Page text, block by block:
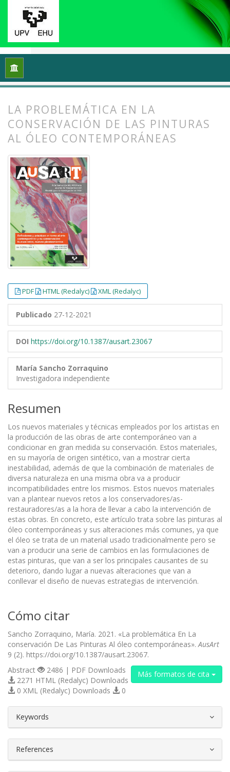
Inicio
LA PROBLEMÁTICA EN LA
CONSERVACIÓN DE LAS PINTURAS
AL ÓLEO CONTEMPORÁNEAS
PDF HTML (Redalyc) XML (Redalyc)
Publicado 27-12-2021
DOI https://doi.org/10.1387/ausart.23067
María Sancho Zorraquino
Investigadora independiente
Resumen
Los nuevos materiales y técnicas empleados por los artistas en
la producción de las obras de arte contemporáneo van a
condicionar en gran medida su conservación. Estos materiales,
en su mayoría de origen sintético, van a mostrar cierta
inestabilidad, además de que la combinación de materiales de
diversa naturaleza en una misma obra va a producir
incompatibilidades entre los mismos. Estos nuevos materiales
van a plantear nuevos retos a los conservadores/as-
restauradores/as a la hora de llevar a cabo la intervención de
estas obras. En concreto, este artículo trata sobre las pinturas al
óleo contemporáneas y sus alteraciones más comunes, ya que
el óleo se trata de un material usado tradicionalmente pero se
van a producir una serie de cambios en las formulaciones de
estas pinturas, que van a ser los principales causantes de su
deterioro, dando lugar a nuevas alteraciones que van a
conllevar el diseño de nuevas estrategias de intervención.
Cómo citar
Sancho Zorraquino, María. 2021. «La problemática En La
conservación De Las Pinturas Al óleo contemporáneas». AusArt
9 (2). https://doi.org/10.1387/ausart.23067.
Más formatos de cita
Abstract
2486 | PDF Downloads
2271 HTML (Redalyc) Downloads
0 XML (Redalyc) Downloads
0
Keywords
References